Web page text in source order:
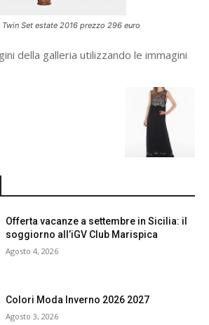
Set estate 2016 prezzo 296 euro
della galleria utilizzando le immagini
Offerta vacanze a settembre in Sicilia: il
soggiorno all’iGV Club Marispica
Agosto 4, 2026
Colori Moda Inverno 2026 2027
Agosto 3, 2026